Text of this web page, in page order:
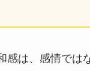
感は、感情では